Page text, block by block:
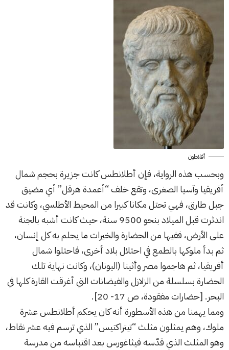
أفلاطون
وبحسب هذه الرواية، فإن أطلانطس كانت جزيرة بحجم شمال
أفريقيا وآسيا الصغرى، وتقع خلف “أعمدة هرقل” أي مضيق
جبل طارق، فهي تحتل مكانا كبيرا من المحيط الأطلسي، وكانت قد
اندثرت قبل الميلاد بنحو 9500 سنة، حيث كانت أشبه بالجنة
على الأرض، ففيها من الحضارة والخيرات ما يحلم به كل إنسان،
ثم بدأ ملوكها بالطمع في احتلال بلاد أخرى، فاحتلوا شمال
أفريقيا، ثم هاجموا مصر وأثينا (اليونان)، وكانت نهاية تلك
الحضارة بسلسلة من الزلازل والفيضانات التي أغرقت القارة كلها في
البحر. [حضارات مفقودة، ص 17- 20].
ومما يهمنا من هذه الأسطورة أنه كان يحكم أطلانطس عشرة
ملوك، وهم يمثلون مثلث “تيتراكتيس” الذي ترسم فيه عشر نقاط،
وهو المثلث الذي قدّسه فيثاغورس بعد اقتباسه من مدرسة